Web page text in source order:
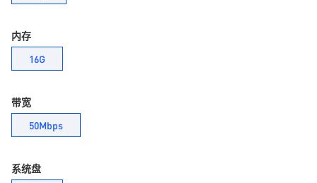
内存
16G
带宽
50Mbps
系统盘